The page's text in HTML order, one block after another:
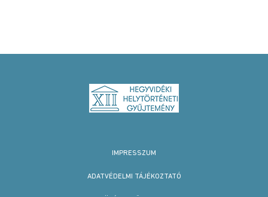
IMPRESSZUM
ADATVÉDELMI TÁJÉKOZTATÓ